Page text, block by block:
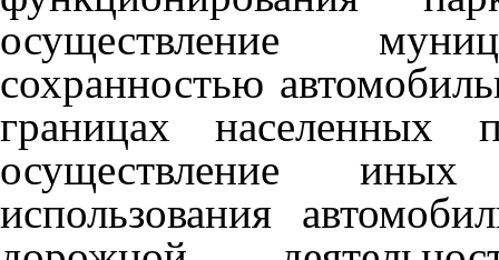
осуществление
сохранностью
границах населенных
осуществление
использования